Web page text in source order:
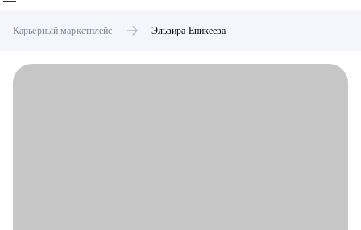
Карьерный маркетплейс Эльвира Еникеева